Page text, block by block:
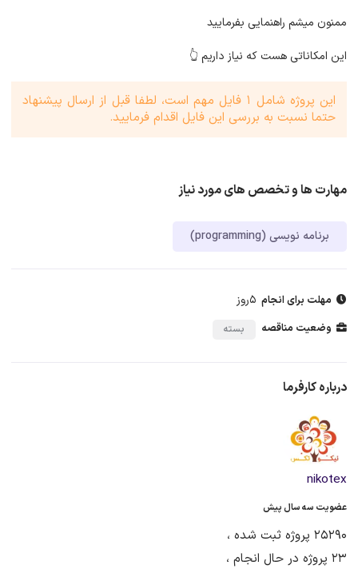
ممنون میشم راهنمایی بفرمایید
این امکاناتی هست که نیاز داریم 👆
این پروژه شامل 1 فایل مهم است، لطفا قبل از ارسال پیشنهاد
حتما نسبت به بررسی این فایل اقدام فرمایید.
مهارت ها و تخصص های مورد نیاز
برنامه نویسی (programming)
مهلت برای انجام 5روز
وضعیت مناقصه بسته
درباره کارفرما
nikotex
عضویت سه سال پیش
25290 پروژه ثبت شده ،
23 پروژه در حال انجام ،